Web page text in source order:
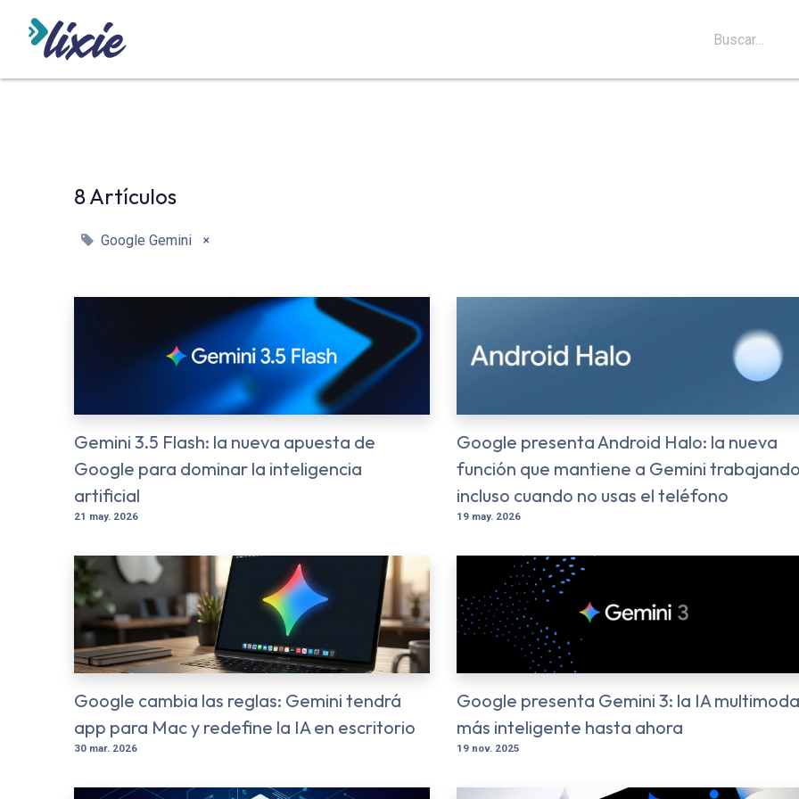
8 Artículos
Google Gemini ×
Gemini 3.5 Flash: la nueva apuesta de
Google para dominar la inteligencia
artificial
21 may. 2026
Google presenta Android Halo: la nueva
función que mantiene a Gemini
incluso cuando no usas el teléfono
19 may. 2026
Google cambia las reglas: Gemini tendrá
app para Mac y redefine la IA en escritorio
30 mar. 2026
Google presenta Gemini 3: la IA
más inteligente hasta ahora
19 nov. 2025